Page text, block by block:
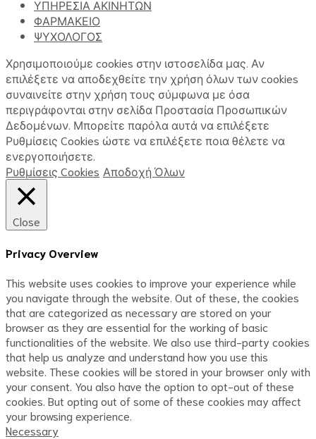
ΥΠΗΡΕΣΙΑ ΑΚΙΝΗΤΩΝ
ΦΑΡΜΑΚΕΙΟ
ΨΥΧΟΛΟΓΟΣ
Χρησιμοποιούμε cookies στην ιστοσελίδα μας. Αν
επιλέξετε να αποδεχθείτε την χρήση όλων των cookies
συναινείτε στην χρήση τους σύμφωνα με όσα
περιγράφονται στην σελίδα Προστασία Προσωπικών
Δεδομένων. Μπορείτε παρόλα αυτά να επιλέξετε
Ρυθμίσεις Cookies ώστε να επιλέξετε ποια θέλετε να
ενεργοποιήσετε.
Ρυθμίσεις Cookies Αποδοχή Όλων
Close
Privacy Overview
This website uses cookies to improve your experience while
you navigate through the website. Out of these, the cookies
that are categorized as necessary are stored on your
browser as they are essential for the working of basic
functionalities of the website. We also use third-party cookies
that help us analyze and understand how you use this
website. These cookies will be stored in your browser only with
your consent. You also have the option to opt-out of these
cookies. But opting out of some of these cookies may affect
your browsing experience.
Necessary